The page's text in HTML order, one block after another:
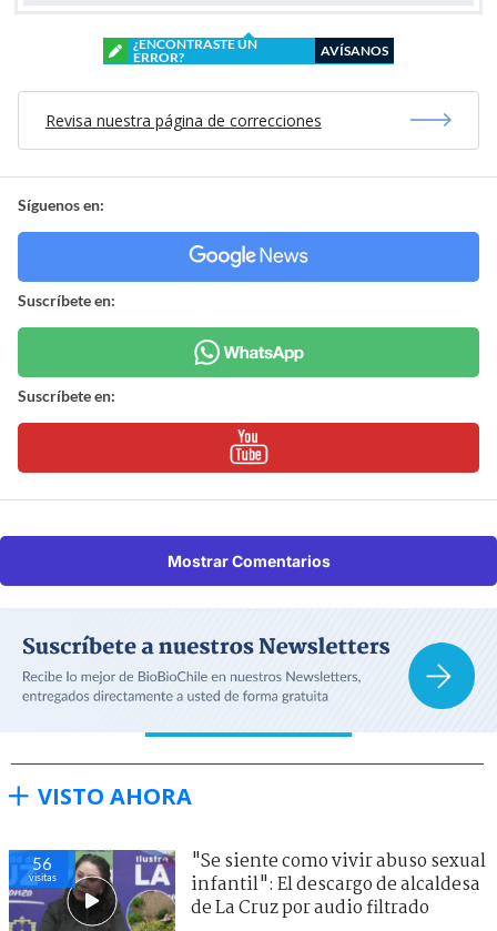
¿ENCONTRASTE UN
ERROR?
AVÍSANOS
Revisa nuestra página de correcciones
Síguenos en:
Suscríbete en:
Suscríbete en:
Mostrar Comentarios
VISTO AHORA
56
visitas
"Se siente como vivir abuso sexual
infantil": El descargo de alcaldesa
de La Cruz por audio filtrado